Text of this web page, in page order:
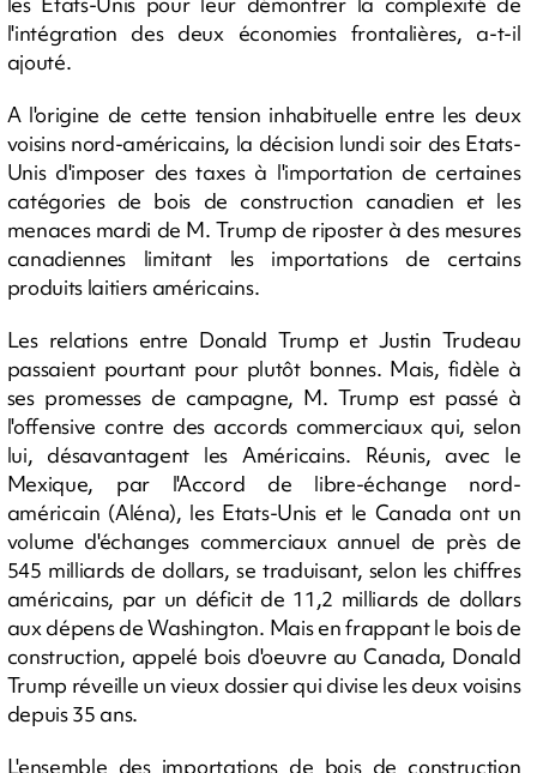
l'intégration des deux économies frontalières, a-t-il
ajouté.
A l'origine de cette tension inhabituelle entre les deux
voisins nord-américains, la décision lundi soir des Etats-
Unis d'imposer des taxes à l'importation de certaines
catégories de bois de construction canadien et les
menaces mardi de M. Trump de riposter à des mesures
canadiennes limitant les importations de certains
produits laitiers américains.
Les relations entre Donald Trump et Justin Trudeau
passaient pourtant pour plutôt bonnes. Mais, fidèle à
ses promesses de campagne, M. Trump est passé à
l'offensive contre des accords commerciaux qui, selon
lui, désavantagent les Américains. Réunis, avec le
Mexique, par l'Accord de libre-échange nord-
américain (Aléna), les Etats-Unis et le Canada ont un
volume d'échanges commerciaux annuel de près de
545 milliards de dollars, se traduisant, selon les chiffres
américains, par un déficit de 11,2 milliards de dollars
aux dépens de Washington. Mais en frappant le bois de
construction, appelé bois d'oeuvre au Canada, Donald
Trump réveille un vieux dossier qui divise les deux voisins
depuis 35 ans.
L'ensemble des importations de bois de construction